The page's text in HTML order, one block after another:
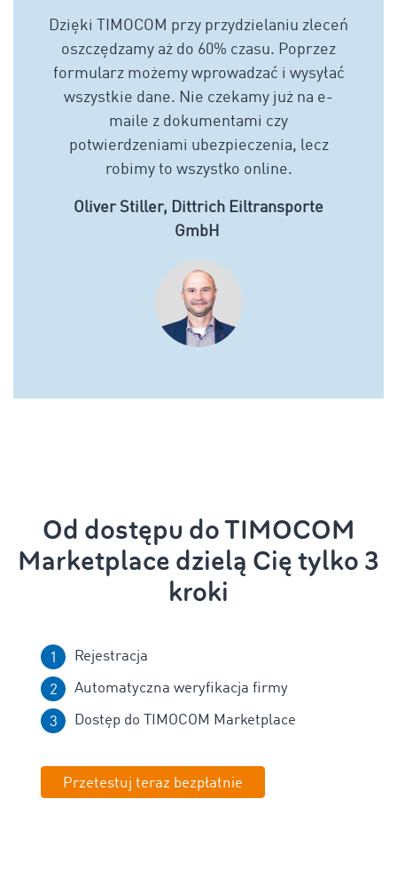
Dzięki TIMOCOM przy przydzielaniu zleceń
oszczędzamy aż do 60% czasu. Poprzez
formularz możemy wprowadzać i wysyłać
wszystkie dane. Nie czekamy już na e-
maile z dokumentami czy
potwierdzeniami ubezpieczenia, lecz
robimy to wszystko online.
Oliver Stiller, Dittrich Eiltransporte
GmbH
Od dostępu do TIMOCOM
Marketplace dzielą Cię tylko 3
kroki
Rejestracja
Automatyczna weryfikacja firmy
Dostęp do TIMOCOM Marketplace
Przetestuj teraz bezpłatnie